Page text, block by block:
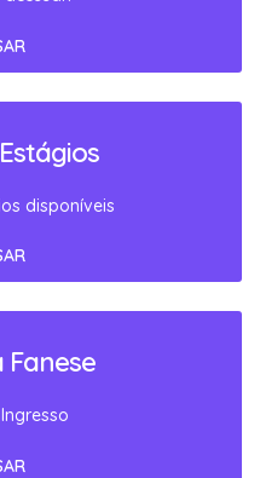
disponíveis
Fanese